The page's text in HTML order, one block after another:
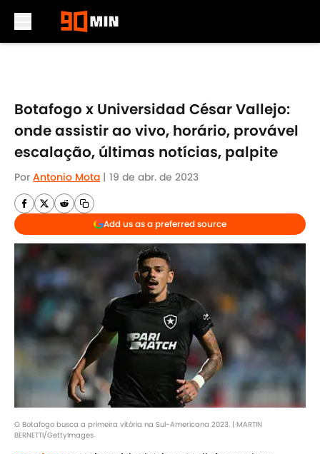
Botafogo x Universidad César Vallejo:
onde assistir ao vivo, horário, provável
escalação, últimas notícias, palpite
Por Antonio Mota | 19 de abr. de 2023
Add us as a preferred source
O Botafogo busca a primeira vitória na Sul-Americana 2023. | MARTIN
BERNETTI/GettyImages